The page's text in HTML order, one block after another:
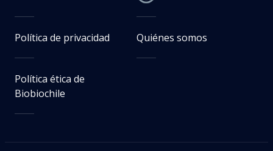
Política de privacidad Quiénes somos
Política ética de
Biobiochile